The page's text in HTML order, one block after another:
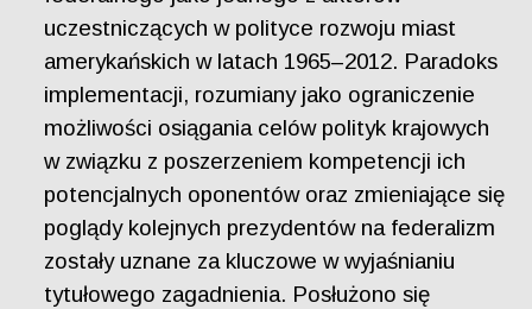
uczestniczących w polityce rozwoju miast
amerykańskich w latach 1965–2012. Paradoks
implementacji, rozumiany jako ograniczenie
możliwości osiągania celów polityk krajowych
w związku z poszerzeniem kompetencji ich
potencjalnych oponentów oraz zmieniające się
poglądy kolejnych prezydentów na federalizm
zostały uznane za kluczowe w wyjaśnianiu
tytułowego zagadnienia. Posłużono się